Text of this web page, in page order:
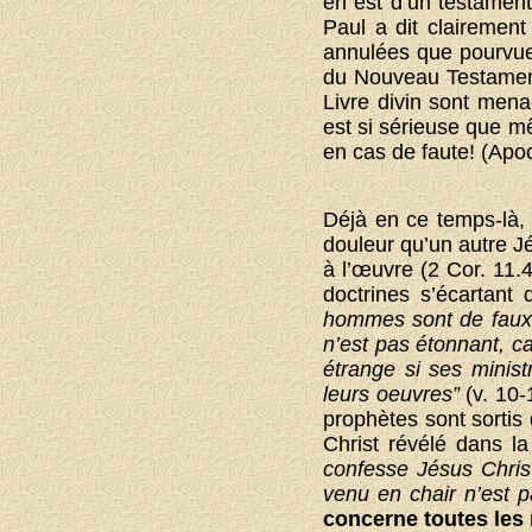
Paul a dit
annulées que
du Nouveau
Livre divin sont
est si sérieuse que
en cas de faute!
Déjà en ce temps-
douleur qu’un autre
à l’œuvre (2 Cor.
doctrines s’écartant
hommes sont de
n’est pas étonnant,
étrange si ses
leurs oeuvres”(v.
prophètes sont sortis
Christ révélé dans
confesse Jésus
venu en chair n’est
concerne toutes